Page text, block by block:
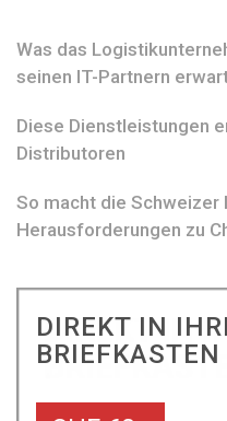
Was das
seinen IT-Partnern
Diese Dienstleistungen
Distributoren
So macht die Schweizer
Herausforderungen zu
DIREKT IN
BRIEFKASTEN